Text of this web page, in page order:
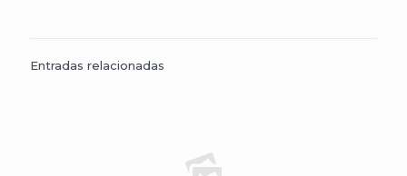
Entradas relacionadas